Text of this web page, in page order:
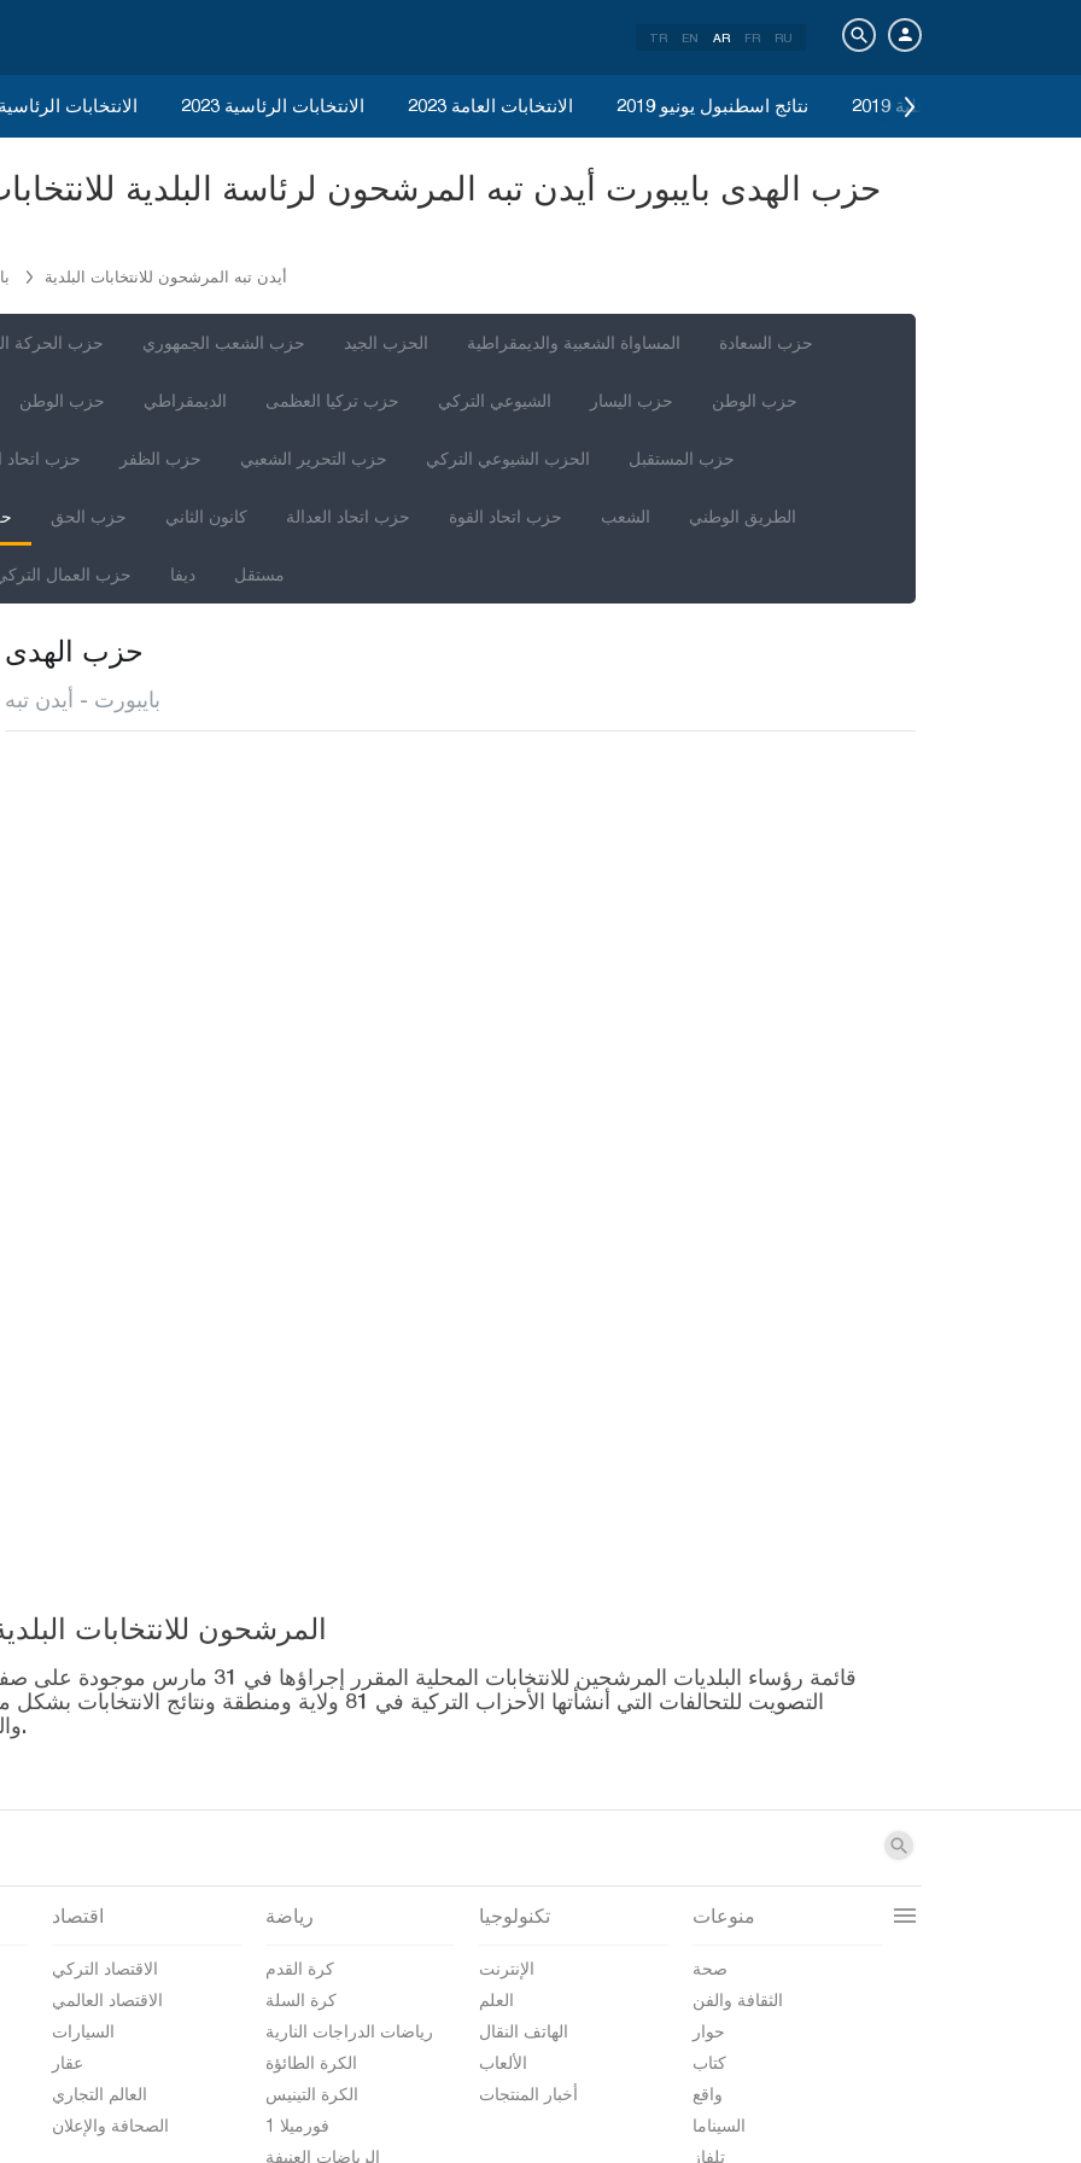
TR EN AR FR RU
2023 الانتخابات الانتخابات الرئاسية 2023 الانتخابات العامة 2023 نتائج اسطنبول يونيو 2019 الانتخابات المحلية 2019
أيدن تبه المرشحون للانتخابات البلدية
حزب الحركة حزب الشعب الجمهوري الحزب الجيد المساواة الشعبية والديمقراطية حزب السعادة
حزب الوطن الديمقراطي حزب تركيا العظمى الشيوعي التركي حزب اليسار حزب الوطن
حزب اتحاد حزب الظفر حزب التحرير الشعبي الحزب الشيوعي التركي حزب المستقبل
حزب الحق كانون الثاني حزب اتحاد العدالة حزب اتحاد القوة الشعب الطريق الوطني
حزب العمال ديفا مستقل
حزب الهدى
بايبورت - أيدن تبه
المرشحون للانتخابات البلدية المحلية –
قائمة رؤساء البلديات المرشحين للانتخابات
التصويت للتحالفات التي أنشأتها الأحزاب التركية في 81
والمرشحين على صفحة نتائج الانتخابات 2024.
اقتصاد
الاقتصاد التركي
الاقتصاد العالمي
السيارات
عقار
العالم التجاري
الصحافة والإعلان
رياضة
كرة القدم
كرة السلة
رياضات الدراجات النارية
الكرة الطائؤة
الكرة التينيس
فورميلا 1
الرياضات العنيفة
تكنولوجيا
الإنترنت
العلم
الهاتف النقال
الألعاب
أخبار المنتجات
منوعات
صحة
الثقافة والفن
حوار
كتاب
واقع
السيناما
تلفاز